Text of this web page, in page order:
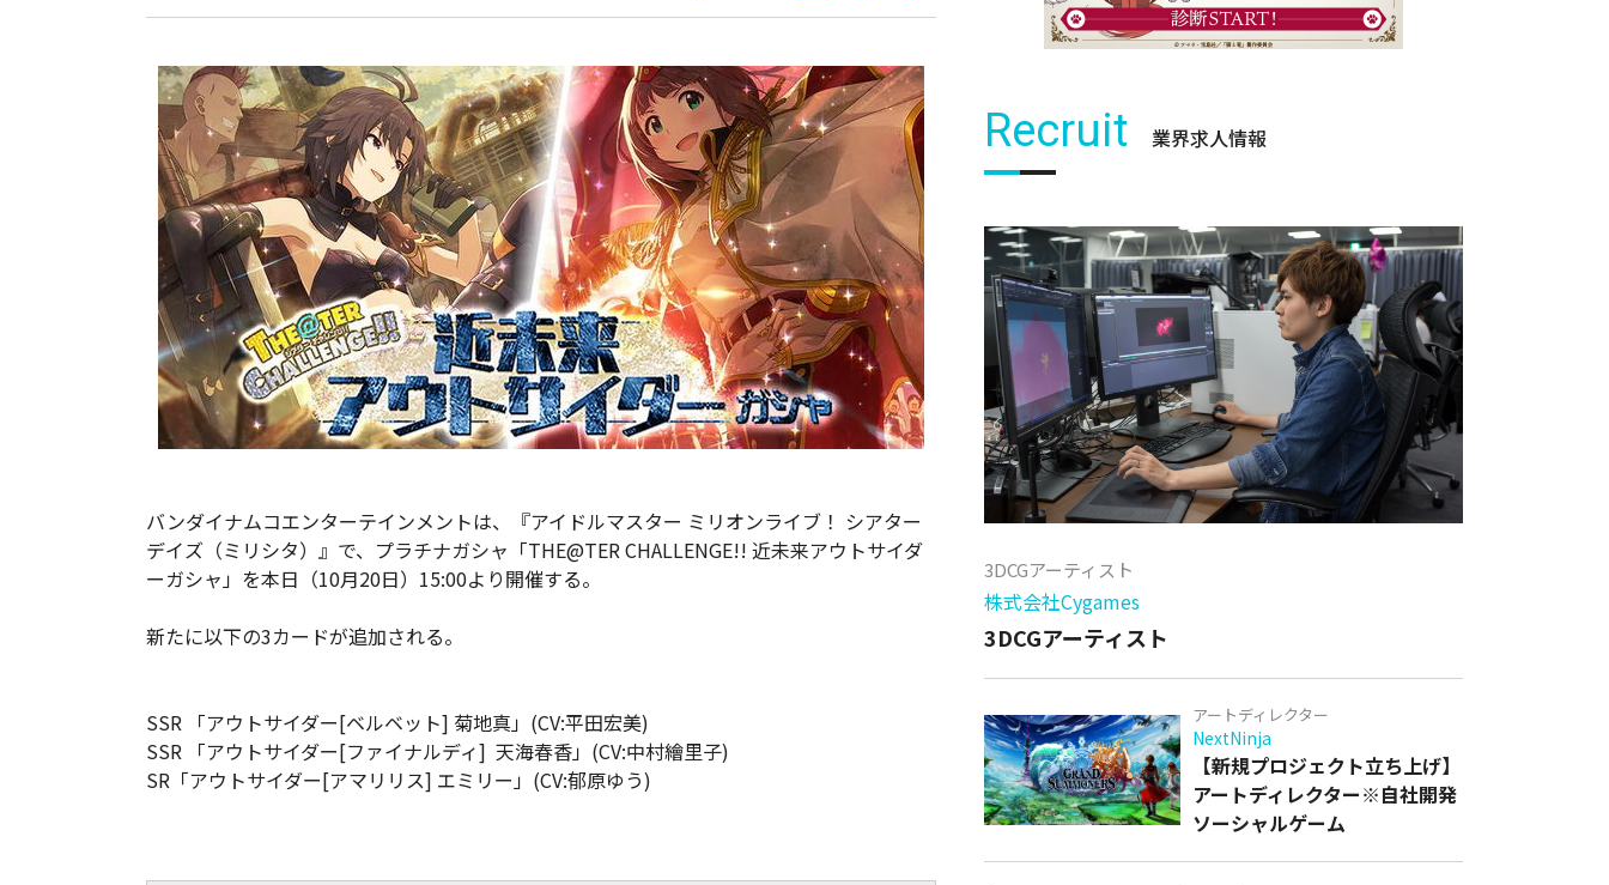
バンダイナムコエンターテインメントは、『アイドルマスター ミリオンライブ！ シアター
デイズ（ミリシタ）』で、プラチナガシャ「THE@TER CHALLENGE!! 近未来アウトサイダ
ーガシャ」を本日（10月20日）15:00より開催する。
新たに以下の3カードが追加される。
SSR 「アウトサイダー[ベルベット] 菊地真」(CV:平田宏美)
SSR 「アウトサイダー[ファイナルディ] 天海春香」(CV:中村繪里子)
SR「アウトサイダー[アマリリス] エミリー」(CV:郁原ゆう)
Recruit 業界求人情報
3DCGアーティスト
株式会社Cygames
3DCGアーティスト
アートディレクター
NextNinja
【新規プロジェクト立ち上げ】
アートディレクター※自社開発
ソーシャルゲーム